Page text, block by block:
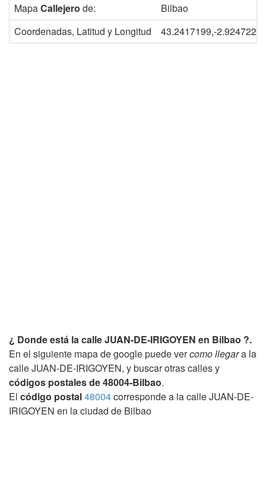
MapaCallejero de:
Bilbao
Coordenadas, Latitud y Longitud
43.2417199,-2.9247228
¿ Donde está la calle JUAN-DE-IRIGOYEN en Bilbao ?.
En el siguiente mapa de google puede vercomo llegara la
calle JUAN-DE-IRIGOYEN, y buscar otras calles y
códigos postales de 48004-Bilbao.
El código postal48004corresponde a la calle JUAN-DE-
IRIGOYEN en la ciudad de Bilbao